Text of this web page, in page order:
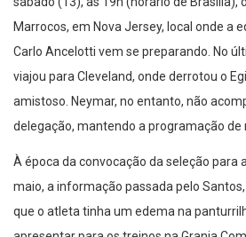
Marrocos, em Nova Jersey, local onde a
Carlo Ancelotti vem se preparando. No
viajou para Cleveland, onde derrotou o
amistoso. Neymar, no entanto, não
delegação, mantendo a programação de
À época da convocação da seleção para
maio, a informação passada pelo
que o atleta tinha um edema na